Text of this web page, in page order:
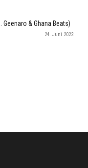
& Ghana Beats)
24. Juni 2022